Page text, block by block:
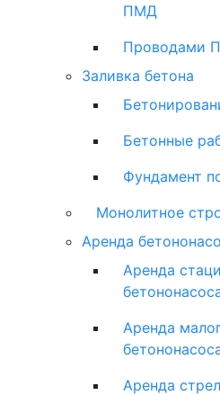
ПМД
Проводами
Заливка бетона
Бетонные
Фундамент
Монолитное
Аренда
Аренда
Аренда
Аренда